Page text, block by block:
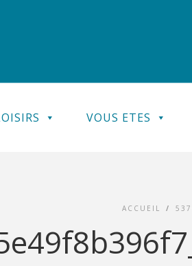
VOUS ETES
ACCUEIL /